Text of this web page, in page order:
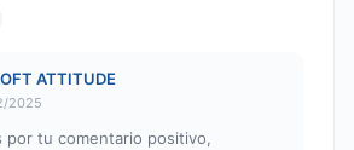
ATTITUDE
2025
por tu comentario positivo,